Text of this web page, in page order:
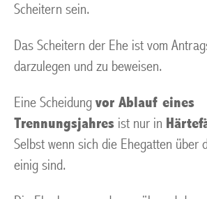
Scheitern sein.
Das Scheitern der Ehe ist vom
darzulegen und zu beweisen.
Eine Scheidung vor Ablauf eines
Trennungsjahres ist nur in
Selbst wenn sich die Ehegatten über
einig sind.